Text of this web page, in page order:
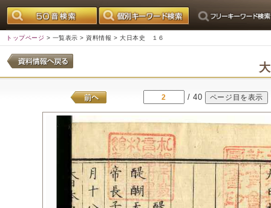
トップページ > 一覧表示 > 資料情報 > 大日本史 １６
/ 40